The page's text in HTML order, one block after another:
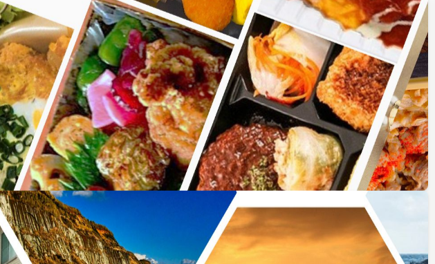
表示件数 25〜36件を表示中
写真表示 地図表示
2列 3列